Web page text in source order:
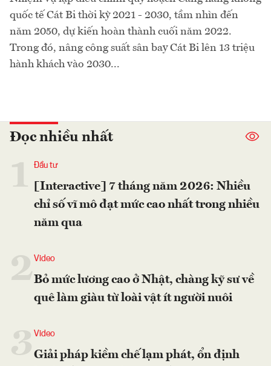
quốc tế Cát Bi thời kỳ 2021 - 2030, tầm nhìn đến
năm 2050, dự kiến hoàn thành cuối năm 2022.
Trong đó, nâng công suất sân bay Cát Bi lên 13 triệu
hành khách vào 2030...
Đọc nhiều nhất
Đầu tư
[Interactive] 7 tháng năm 2026: Nhiều
chỉ số vĩ mô đạt mức cao nhất trong nhiều
năm qua
2Video
Bỏ mức lương cao ở Nhật, chàng kỹ sư về
quê làm giàu từ loài vật ít người nuôi
Video
Giải pháp kiềm chế lạm phát, ổn định